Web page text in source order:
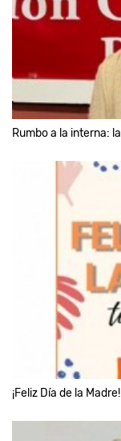
Rumbo a la interna:
¡Feliz Día de la Madre!